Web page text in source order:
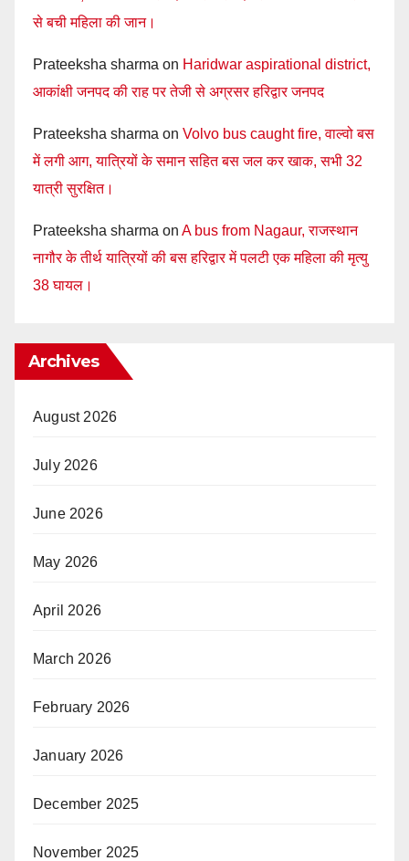
से बची महिला की जान।
Prateeksha sharma on Haridwar aspirational district,
आकांक्षी जनपद की राह पर तेजी से अग्रसर हरिद्वार जनपद
Prateeksha sharma on Volvo bus caught fire, वाल्वो बस
में लगी आग, यात्रियों के समान सहित बस जल कर खाक, सभी 32
यात्री सुरक्षित।
Prateeksha sharma on A bus from Nagaur, राजस्थान
नागौर के तीर्थ यात्रियों की बस हरिद्वार में पलटी एक महिला की मृत्यु
38 घायल।
Archives
August 2026
July 2026
June 2026
May 2026
April 2026
March 2026
February 2026
January 2026
December 2025
November 2025